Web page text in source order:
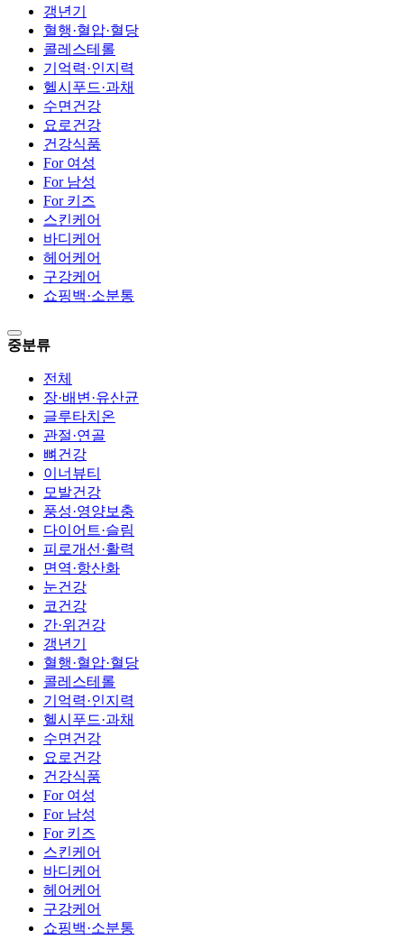
갱년기
혈행·혈압·혈당
콜레스테롤
기억력·인지력
헬시푸드·과채
수면건강
요로건강
건강식품
For 여성
For 남성
For 키즈
스킨케어
바디케어
헤어케어
구강케어
쇼핑백·소분통
중분류
전체
장·배변·유산균
글루타치온
관절·연골
뼈건강
이너뷰티
모발건강
풍성·영양보충
다이어트·슬림
피로개선·활력
면역·항산화
눈건강
코건강
간·위건강
갱년기
혈행·혈압·혈당
콜레스테롤
기억력·인지력
헬시푸드·과채
수면건강
요로건강
건강식품
For 여성
For 남성
For 키즈
스킨케어
바디케어
헤어케어
구강케어
쇼핑백·소분통